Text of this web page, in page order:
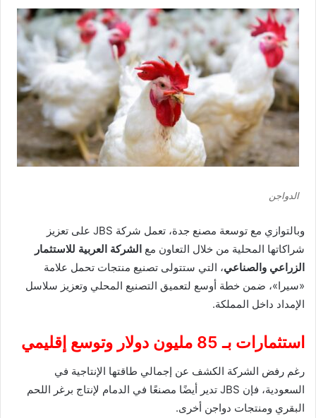
الدواجن
وبالتوازي مع توسعة مصنع جدة، تعمل شركة JBS على تعزيز
شراكاتها المحلية من خلال التعاون مع الشركة العربية للاستثمار
الزراعي والصناعي، التي ستتولى تصنيع منتجات تحمل علامة
«سيرا»، ضمن خطة أوسع لتعميق التصنيع المحلي وتعزيز سلاسل
الإمداد داخل المملكة.
استثمارات بـ 85 مليون دولار وتوسع إقليمي
رغم رفض الشركة الكشف عن إجمالي طاقتها الإنتاجية في
السعودية، فإن JBS تدير أيضًا مصنعًا في الدمام لإنتاج برغر اللحم
البقري ومنتجات دواجن أخرى.